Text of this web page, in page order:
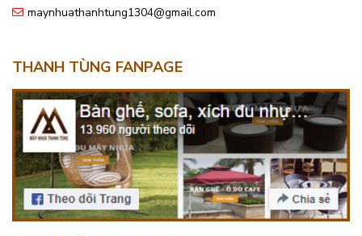
maynhuathanhtung1304@gmail.com
THANH TÙNG FANPAGE